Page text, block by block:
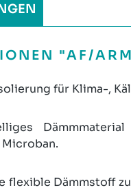
"AF/
für Klima-,
flexible Dämmstoff